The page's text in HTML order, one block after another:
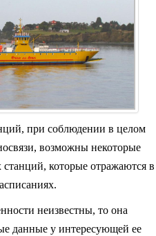
при соблюдении в целом
возможны некоторые
станций, которые отражаются в
неизвестны, то она
данные у интересующей ее